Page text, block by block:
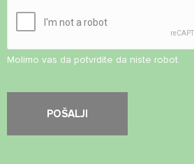
Molimo vas da potvrdite da niste robot.